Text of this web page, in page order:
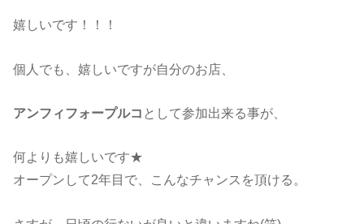
嬉しいです！！！
個人でも、嬉しいですが自分のお店、
アンフィフォープルコ として参加出来る事が、
何よりも嬉しいです★
オープンして2年目で、こんなチャンスを頂ける。